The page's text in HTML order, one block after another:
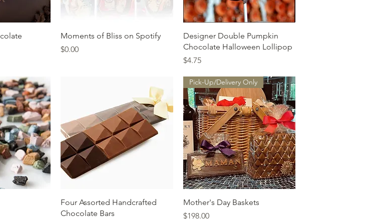
त्वरित दृश्य
Moments of Bliss on Spotify
मूल्य
$0.00
त्वरित दृश्य
Designer Double Pumpkin
Chocolate Halloween Lollipop
मूल्य
$4.75
त्वरित दृश्य
Four Assorted Handcrafted
Chocolate Bars
त्वरित दृश्य
Pick-Up/Delivery Only
Mother's Day Baskets
मूल्य
$198.00